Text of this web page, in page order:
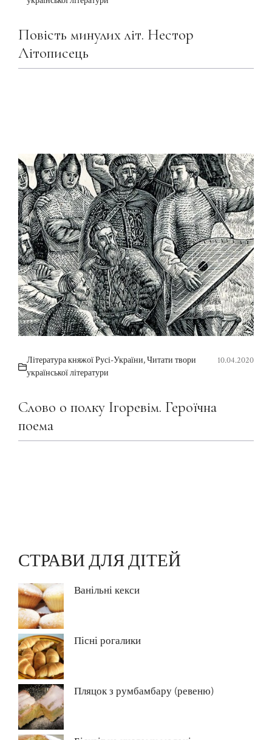
Повість минулих літ. Нестор
Літописець
Література княжої Русі-України,Читати твори
української літератури
10.04.2020
Слово о полку Ігоревім. Героїчна
поема
СТРАВИ ДЛЯ ДІТЕЙ
Ванільні кекси
Пісні рогалики
Пляцок з румбамбару (ревеню)